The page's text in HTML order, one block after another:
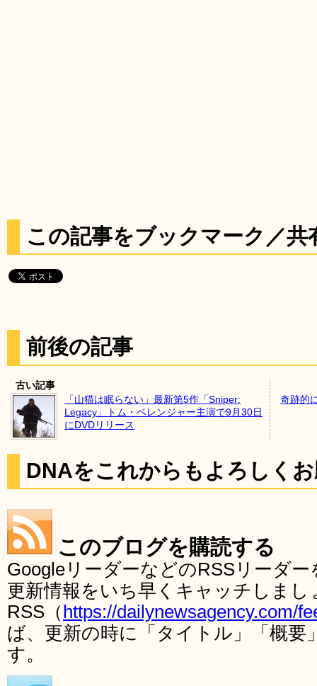
この記事をブックマーク／共
前後の記事
古い記事
「山猫は眠らない」最新第5作「Sniper:
Legacy」トム・ベレンジャー主演で9月30日
にDVDリリース
奇跡的
DNAをこれからもよろしく
このブログを購読する
GoogleリーダーなどのRSSリーダ
更新情報をいち早くキャッチしま
RSS（ https://dailynewsagency.com/
ば、更新の時に「タイトル」「概要
す。